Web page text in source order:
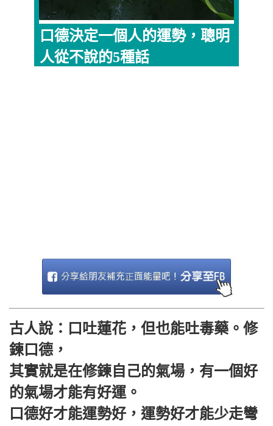
口德決定一個人的運勢，聰明
人從不說的5種話
古人說：口吐蓮花，但也能吐毒藥。修
鍊口德，
其實就是在修鍊自己的氣場，有一個好
的氣場才能有好運。
口德好才能運勢好，運勢好才能少走彎